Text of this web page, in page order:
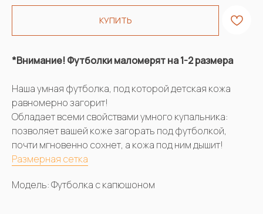
КУПИТЬ
*Внимание! Футболки маломерят на 1-2 размера
Наша умная футболка, под которой детская кожа
равномерно загорит!
Обладает всеми свойствами умного купальника:
позволяет вашей коже загорать под футболкой,
почти мгновенно сохнет, а кожа под ним дышит!
Размерная сетка
Модель: Футболка с капюшоном